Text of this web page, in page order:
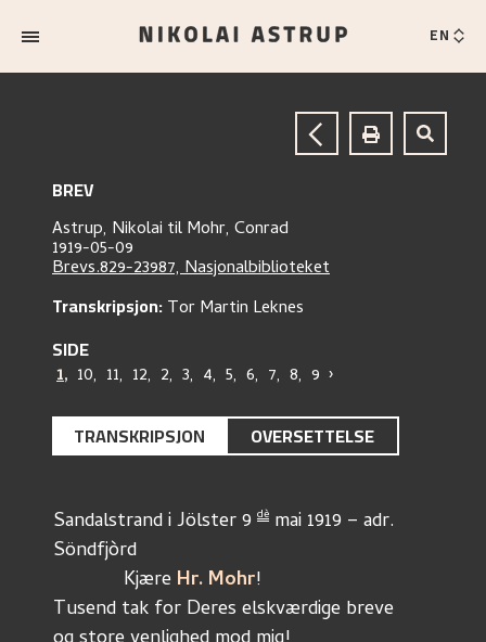
EN
BREV
Astrup, Nikolai tilMohr, Conrad
1919-05-09
Brevs.829-23987, Nasjonalbiblioteket
Transkripsjon:Tor Martin Leknes
SIDE
1, 10, 11, 12, 2, 3, 4, 5, 6, 7, 8, 9 ›
TRANSKRIPSJON OVERSETTELSE
Sandalstrand i Jölster 9 dè mai 1919 – adr.
Söndfjòrd
	     Kjære
Hr. Mohr!
Tusend tak for Deres elskværdige breve